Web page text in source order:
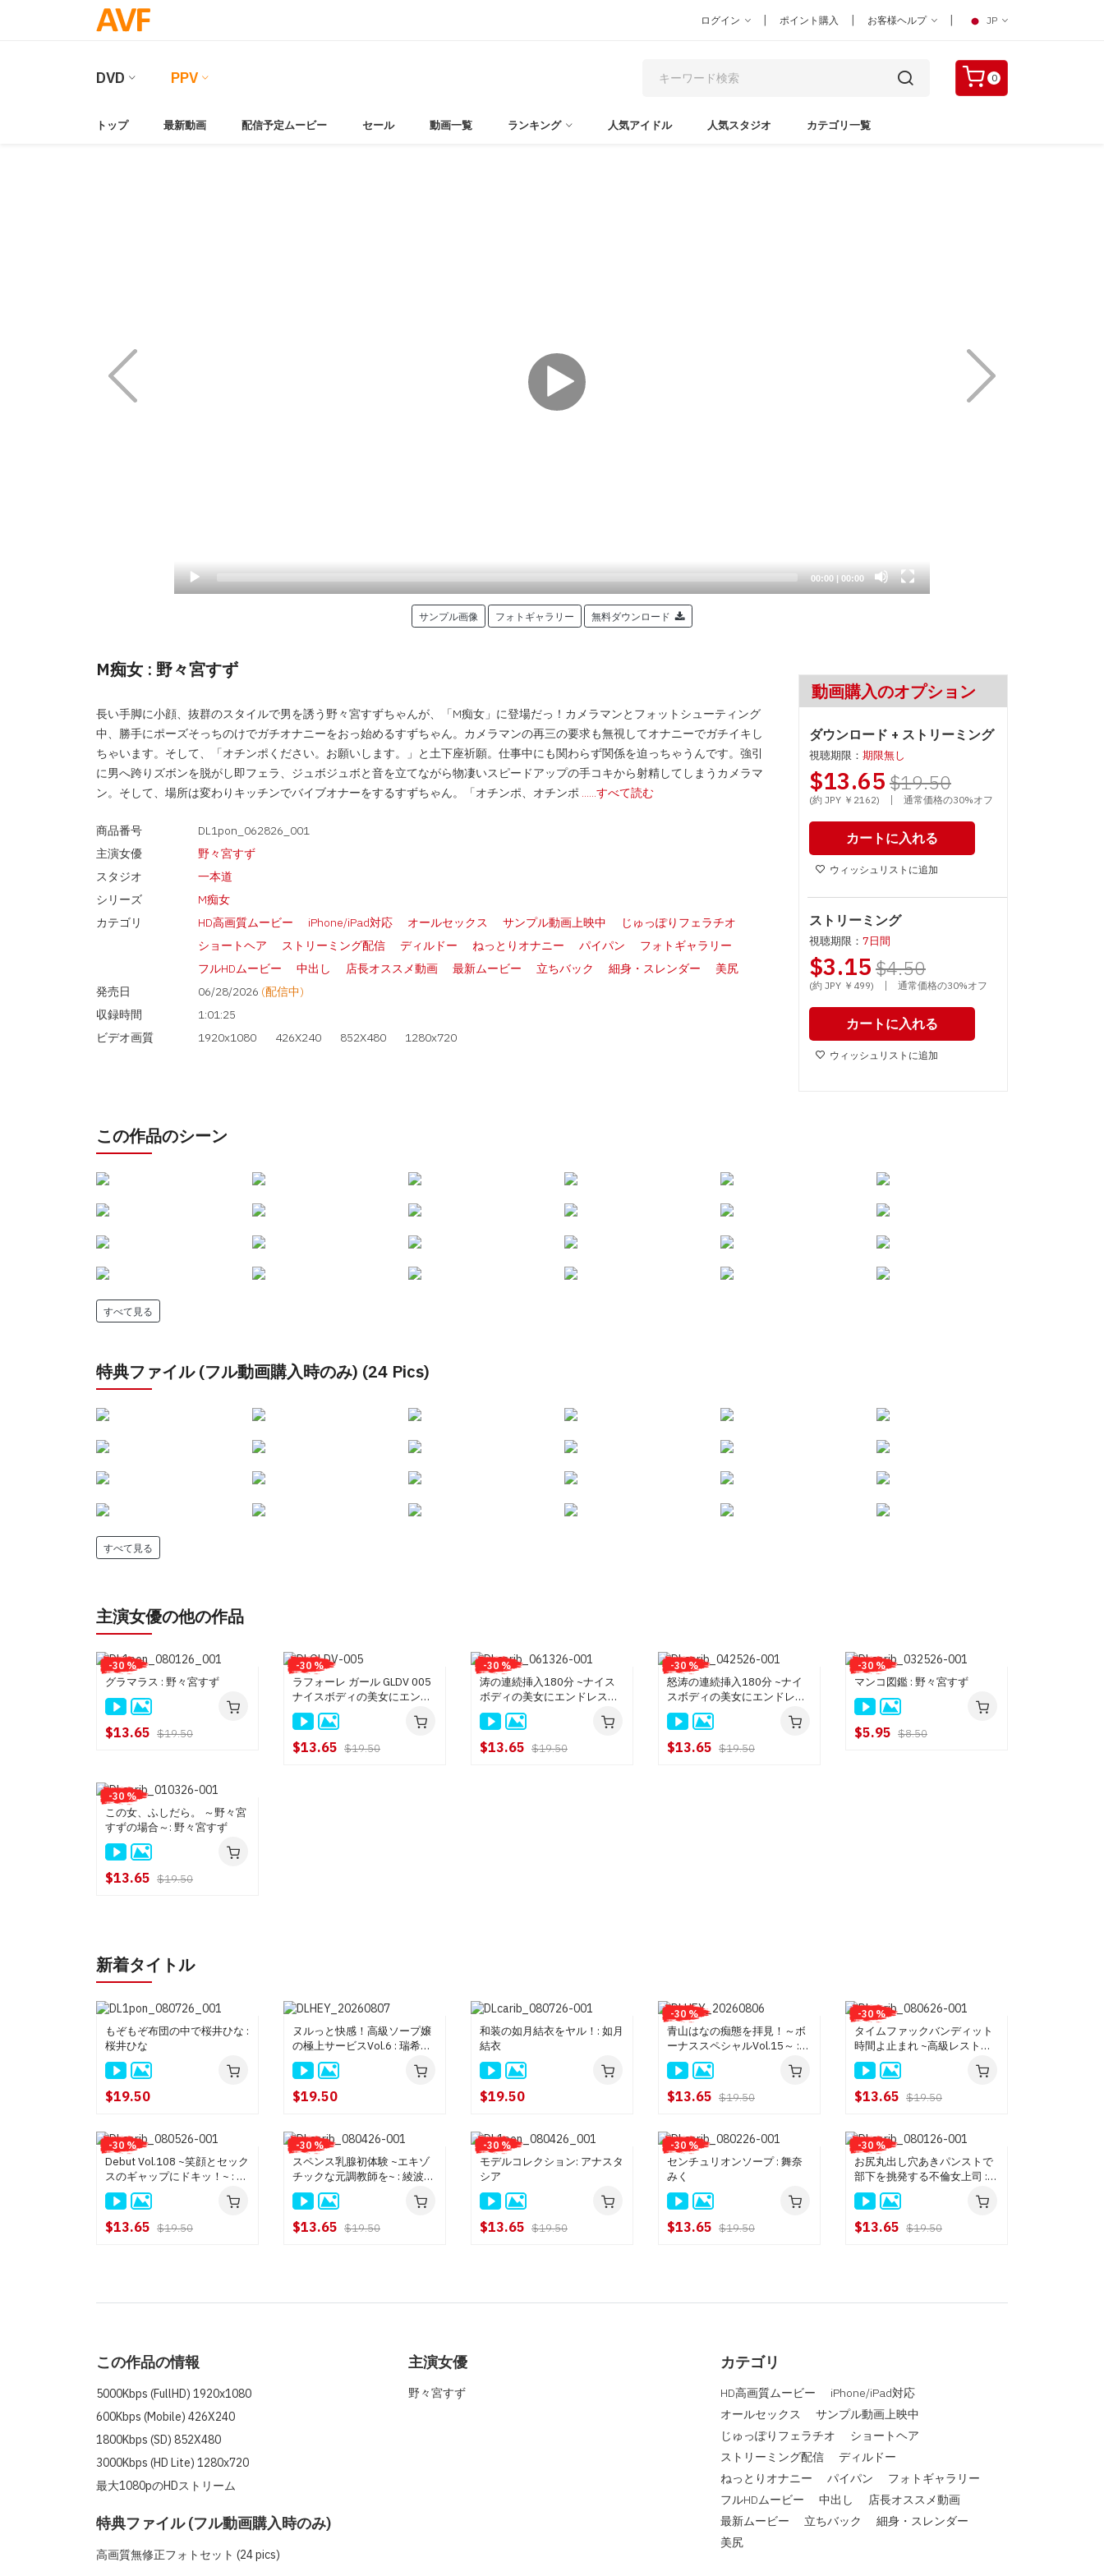
ログイン | ポイント購入 | お客様ヘルプ | JP
DVD PPV 0
トップ 最新動画 配信予定ムービー セール 動画一覧 ランキング 人気アイドル 人気スタジオ カテゴリ一覧
Current
00:00 | Total
00:00
サンプル画像 フォトギャラリー 無料ダウンロード
M痴女 : 野々宮すず
長い手脚に小顔、抜群のスタイルで男を誘う野々宮すずちゃんが、「M痴女」に登場だっ！カメラマンとフォットシューティング
中、勝手にポーズそっちのけでガチオナニーをおっ始めるすずちゃん。カメラマンの再三の要求も無視してオナニーでガチイキし
ちゃいます。そして、「オチンポください。お願いします。」と土下座祈願。仕事中にも関わらず関係を迫っちゃうんです。強引
に男へ跨りズボンを脱がし即フェラ、ジュボジュボと音を立てながら物凄いスピードアップの手コキから射精してしまうカメラマ
ン。そして、場所は変わりキッチンでバイブオナーをするすずちゃん。「オチンポ、オチンポ
......すべて読む
商品番号
DL1pon_062826_001
主演女優
野々宮すず
スタジオ
一本道
シリーズ
M痴女
カテゴリ
HD高画質ムービー iPhone/iPad対応 オールセックス サンプル動画上映中
じゅっぽりフェラチオ
ショートヘア
ストリーミング配信 ディルドー ねっとりオナニー パイパン
フォトギャラリー
フルHDムービー
中出し 店長オススメ動画 最新ムービー 立ちバック 細身・スレンダー
美尻
発売日
06/28/2026 (配信中)
収録時間
1:01:25
ビデオ画質
1920x1080 426X240 852X480 1280x720
動画購入のオプション
ダウンロード + ストリーミング
視聴期限： 期限無し
$13.65 $19.50
(約 JPY ￥2162) | 通常価格の30%オフ
カートに入れる
ウィッシュリストに追加
ストリーミング
視聴期限： 7日間
$3.15 $4.50
(約 JPY ￥499) | 通常価格の30%オフ
カートに入れる
ウィッシュリストに追加
この作品のシーン
すべて見る
特典ファイル (フル動画購入時のみ) (24 Pics)
すべて見る
主演女優の他の作品
-30 %
グラマラス : 野々宮すず
$13.65 $19.50
-30 %
ラフォーレ ガール GLDV 005
ナイスボディの美女にエンド
レス中出し : 野々宮すず
$13.65 $19.50
-30 %
涛の連続挿入180分 ~ナイス
ボディの美女にエンドレス中
出し~ 後編 : 野々宮すず
$13.65 $19.50
-30 %
怒涛の連続挿入180分 ~ナイ
スボディの美女にエンドレス
中出し~ 前編 : 野々宮すず
$13.65 $19.50
-30 %
マンコ図鑑 : 野々宮すず
$5.95 $8.50
-30 %
この女、ふしだら。 ～野々宮
すずの場合～: 野々宮すず
$13.65 $19.50
新着タイトル
もぞもぞ布団の中で桜井ひな :
桜井ひな
$19.50
ヌルっと快感！高級ソープ嬢
の極上サービスVol.6 : 瑞希ゆ
き
$19.50
和装の如月結衣をヤル！: 如月
結衣
$19.50
-30 %
青山はなの痴態を拝見！～ボ
ーナススペシャルVol.15～ :
青山はな
$13.65 $19.50
-30 %
タイムファックバンディット
時間よ止まれ ~高級レストラ
ン編~ : 野々宮すず, 笹宮えれ
な
$13.65 $19.50
-30 %
Debut Vol.108 ~笑顔とセック
スのギャップにドキッ！~ : 水
戸ありさ
$13.65 $19.50
-30 %
スペンス乳腺初体験 ~エキゾ
チックな元調教師を~ : 綾波リ
オ
$13.65 $19.50
-30 %
モデルコレクション: アナスタ
シア
$13.65 $19.50
-30 %
センチュリオンソープ : 舞奈
みく
$13.65 $19.50
-30 %
お尻丸出し穴あきパンストで
部下を挑発する不倫女上司 :
白石ゆり
$13.65 $19.50
この作品の情報
5000Kbps (FullHD) 1920x1080
600Kbps (Mobile) 426X240
1800Kbps (SD) 852X480
3000Kbps (HD Lite) 1280x720
最大1080pのHDストリーム
特典ファイル (フル動画購入時のみ)
高画質無修正フォトセット (24 pics)
主演女優
野々宮すず
カテゴリ
HD高画質ムービー
iPhone/iPad対応
オールセックス
サンプル動画上映中
じゅっぽりフェラチオ
ショートヘア
ストリーミング配信
ディルドー
ねっとりオナニー
パイパン
フォトギャラリー
フルHDムービー
中出し
店長オススメ動画
最新ムービー
立ちバック
細身・スレンダー
美尻